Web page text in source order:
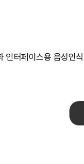
인터페이스용 음성인